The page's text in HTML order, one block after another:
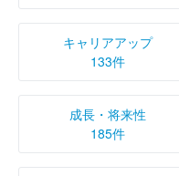
キャリアアップ
133件
成長・将来性
185件